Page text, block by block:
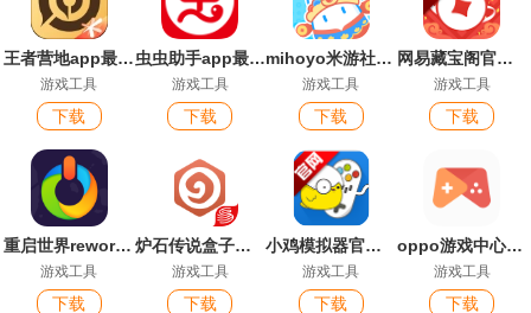
王者营地app最新版
游戏工具
下载
虫虫助手app最新版
游戏工具
下载
mihoyo米游社手机版
游戏工具
下载
网易藏宝阁官方平台app
游戏工具
下载
重启世界reworld官方版
游戏工具
下载
炉石传说盒子安卓版
游戏工具
下载
小鸡模拟器官方版
游戏工具
下载
oppo游戏中心客户端
游戏工具
下载